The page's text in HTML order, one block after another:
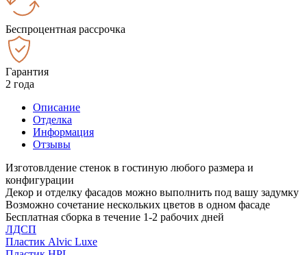
Беспроцентная рассрочка
Гарантия
2 года
Описание
Отделка
Информация
Отзывы
Изготовлдение стенок в гостиную любого размера и
конфигурации
Декор и отделку фасадов можно выполнить под вашу задумку
Возможно сочетание нескольких цветов в одном фасаде
Бесплатная сборка в течение 1-2 рабочих дней
ЛДСП
Пластик Alvic Luxe